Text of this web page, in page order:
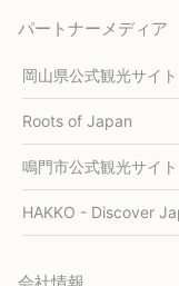
パートナーメディア
岡山県公式観光サイト
Roots of Japan
鳴門市公式観光サイト
HAKKO - Discover